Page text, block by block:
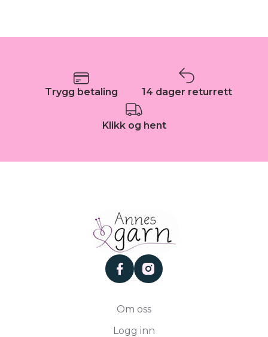
Trygg betaling 14 dager returrett
Klikk og hent
facebookinstagram
Om oss
Logg inn